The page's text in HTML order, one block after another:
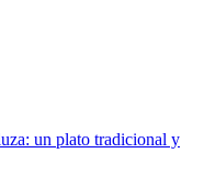
un plato tradicional y